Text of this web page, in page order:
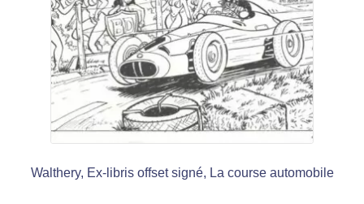
Walthery, Ex-libris offset signé, La course automobile